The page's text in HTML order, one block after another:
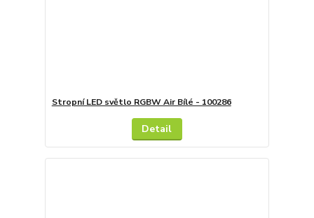
Stropní LED světlo RGBW Air Bílé - 100286
Detail